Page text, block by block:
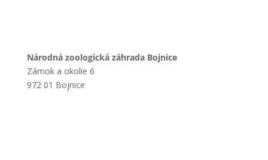
Národná zoologická záhrada Bojnice
Zámok a okolie 6
972 01 Bojnice